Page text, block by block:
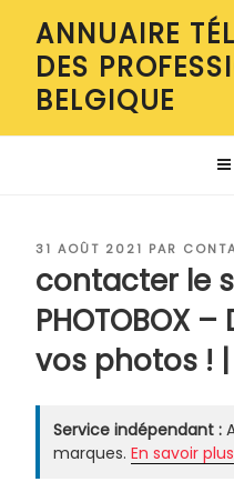
contenu
principal
ANNUAIRE
DES
BELGIQUE
PUBLIÉ
31 AOÛT 2021 PAR
contacter le
PHOTOBOX
vos photos !
Service indépendant :
marques. En savoir plus